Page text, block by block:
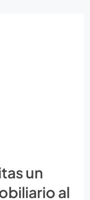
un
al